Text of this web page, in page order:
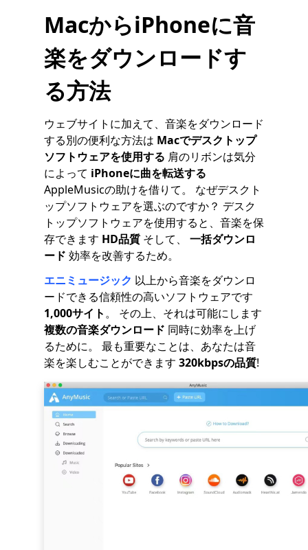
MacからiPhoneに音
楽をダウンロードす
る方法
ウェブサイトに加えて、音楽をダウンロード
する別の便利な方法は Macでデスクトップ
ソフトウェアを使用する 肩のリボンは気分
によって iPhoneに曲を転送する
AppleMusicの助けを借りて。 なぜデスクト
ップソフトウェアを選ぶのですか？ デスク
トップソフトウェアを使用すると、音楽を保
存できます HD品質 そして、 一括ダウンロ
ード 効率を改善するため。
エニミュージック 以上から音楽をダウンロ
ードできる信頼性の高いソフトウェアです
1,000サイト。 その上、それは可能にします
複数の音楽ダウンロード 同時に効率を上げ
るために。 最も重要なことは、あなたは音
楽を楽しむことができます 320kbpsの品質!